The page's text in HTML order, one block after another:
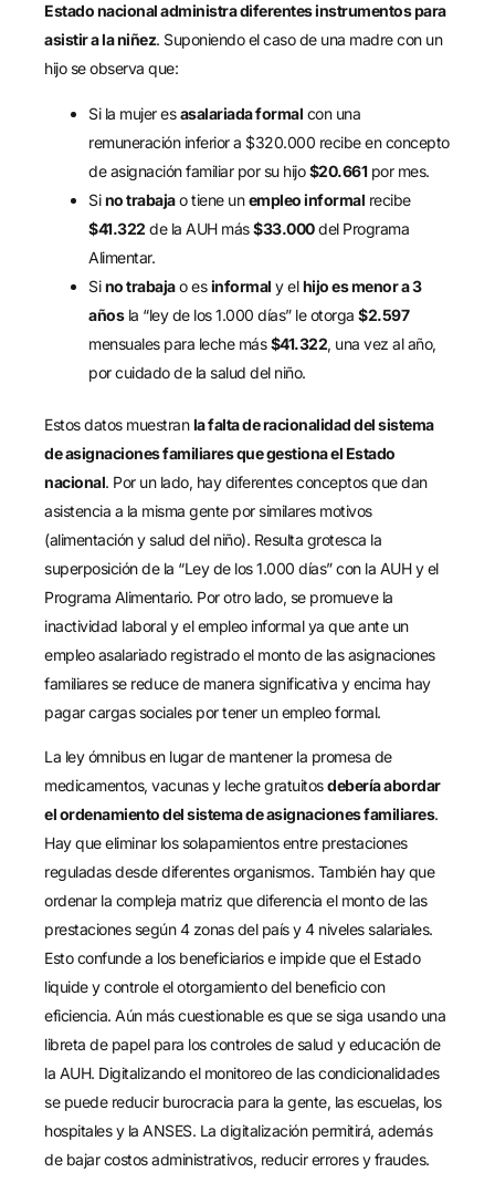
Estado nacional administra diferentes instrumentos para
asistir a la niñez. Suponiendo el caso de una madre con un
hijo se observa que:
Si la mujer esasalariada formal con una
remuneración inferior a $320.000 recibe en concepto
de asignación familiar por su hijo$20.661por mes.
Sino trabajao tiene unempleo informal recibe
$41.322 de la AUH más$33.000del Programa
Alimentar.
Sino trabajao esinformal y elhijo es menor a 3
añosla “ley de los 1.000 días” le otorga $2.597
mensuales para leche más$41.322, una vez al año,
por cuidado de la salud del niño.
Estos datos muestranla falta de racionalidad del sistema
de asignaciones familiares que gestiona el Estado
nacional. Por un lado, hay diferentes conceptos que dan
asistencia a la misma gente por similares motivos
(alimentación y salud del niño). Resulta grotesca la
superposición de la “Ley de los 1.000 días” con la AUH y el
Programa Alimentario. Por otro lado, se promueve la
inactividad laboral y el empleo informal ya que ante un
empleo asalariado registrado el monto de las asignaciones
familiares se reduce de manera significativa y encima hay
pagar cargas sociales por tener un empleo formal.
La ley ómnibus en lugar de mantener la promesa de
medicamentos, vacunas y leche gratuitosdebería abordar
el ordenamiento del sistema de asignaciones familiares.
Hay que eliminar los solapamientos entre prestaciones
reguladas desde diferentes organismos. También hay que
ordenar la compleja matriz que diferencia el monto de las
prestaciones según 4 zonas del país y 4 niveles salariales.
Esto confunde a los beneficiarios e impide que el Estado
liquide y controle el otorgamiento del beneficio con
eficiencia. Aún más cuestionable es que se siga usando una
libreta de papel para los controles de salud y educación de
la AUH. Digitalizando el monitoreo de las condicionalidades
se puede reducir burocracia para la gente, las escuelas, los
hospitales y la ANSES. La digitalización permitirá, además
de bajar costos administrativos, reducir errores y fraudes.